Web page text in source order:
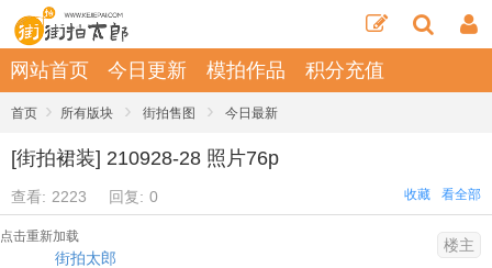
网站首页 今日更新 模拍作品 积分充值
首页 › 所有版块 › 街拍售图 › 今日最新
[街拍裙装] 210928-28 照片76p
查看: 2223 回复: 0 看全部
收藏
点击重新加载
街拍太郎
楼主